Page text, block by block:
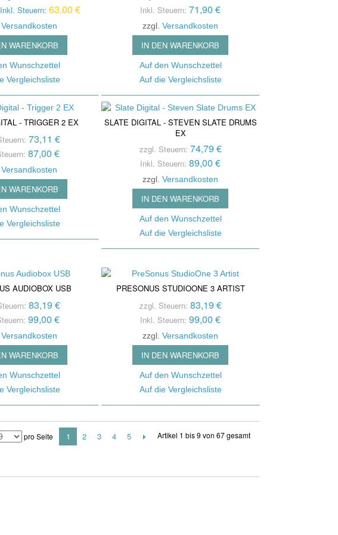
Noise Reduction / Klang-
Verbesserung
Splitter
Other Signal Prozessors
Summier- / Line - Mixer
Outboard Zubehör
Bändchen Mikrofone
Mikrofone Mit Tauchspule
Mikrofon Zubehör
Inkl. Steuern: 63,00 €
Versandkosten
WARENKORB
Wunschzettel
Vergleichsliste
Inkl. Steuern: 71,90 €
zzgl.Versandkosten
IN DEN WARENKORB
Auf den Wunschzettel
Auf die Vergleichsliste
- TRIGGER 2 EX
73,11 €
87,00 €
Versandkosten
WARENKORB
Wunschzettel
Vergleichsliste
SLATE DIGITAL - STEVEN SLATE DRUMS
EX
zzgl. Steuern: 74,79 €
Inkl. Steuern: 89,00 €
zzgl.Versandkosten
IN DEN WARENKORB
Auf den Wunschzettel
Auf die Vergleichsliste
AUDIOBOX USB
83,19 €
99,00 €
Versandkosten
WARENKORB
Wunschzettel
Vergleichsliste
PRESONUS STUDIOONE 3 ARTIST
zzgl. Steuern: 83,19 €
Inkl. Steuern: 99,00 €
zzgl.Versandkosten
IN DEN WARENKORB
Auf den Wunschzettel
Auf die Vergleichsliste
Artikel 1 bis 9 von 67 gesamt
pro Seite 1 2 3 4 5